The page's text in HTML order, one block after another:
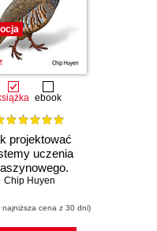
ebook
projektować
uczenia
Iteracyjne
do pracy
Chip Huyen
najniższa cena z 30 dni)